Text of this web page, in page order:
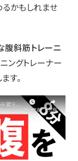
かもしれませ
斜筋トレーニ
ングトレーナー
す。